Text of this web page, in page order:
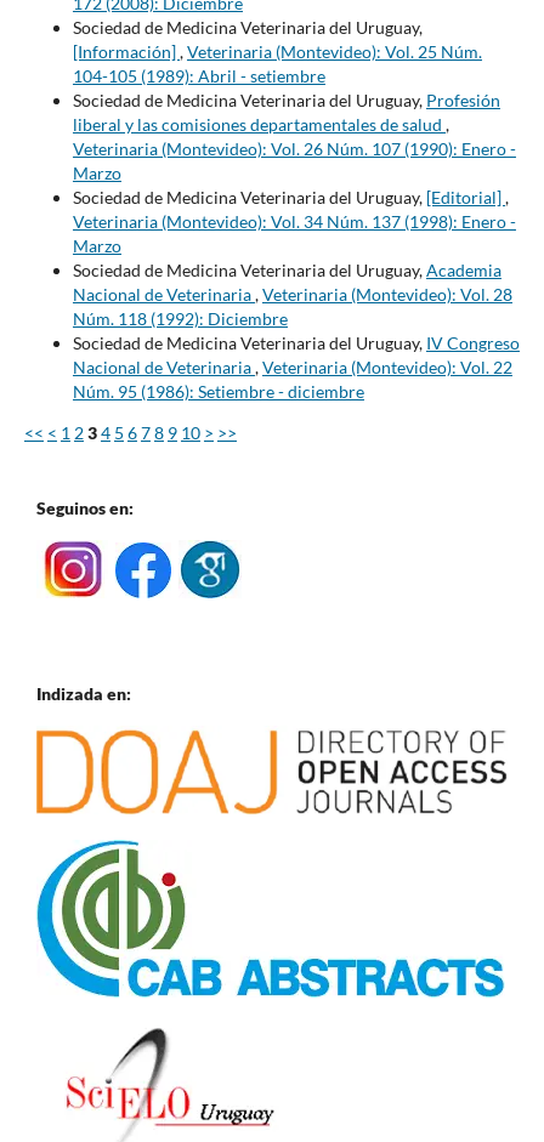
Sociedad de Medicina Veterinaria del Uruguay,
[Información],Veterinaria (Montevideo): Vol. 25 Núm.
104-105 (1989): Abril - setiembre
Sociedad de Medicina Veterinaria del Uruguay, Profesión
liberal y las comisiones departamentales de salud ,
Veterinaria (Montevideo): Vol. 26 Núm. 107 (1990): Enero -
Marzo
Sociedad de Medicina Veterinaria del Uruguay, [Editorial],
Veterinaria (Montevideo): Vol. 34 Núm. 137 (1998): Enero -
Marzo
Sociedad de Medicina Veterinaria del Uruguay,Academia
Nacional de Veterinaria,Veterinaria (Montevideo): Vol. 28
Núm. 118 (1992): Diciembre
Sociedad de Medicina Veterinaria del Uruguay, IV Congreso
Nacional de Veterinaria,Veterinaria (Montevideo): Vol. 22
Núm. 95 (1986): Setiembre - diciembre
<< < 1 234 5 678 9 10 > >>
Seguinos en:
Indizada en: